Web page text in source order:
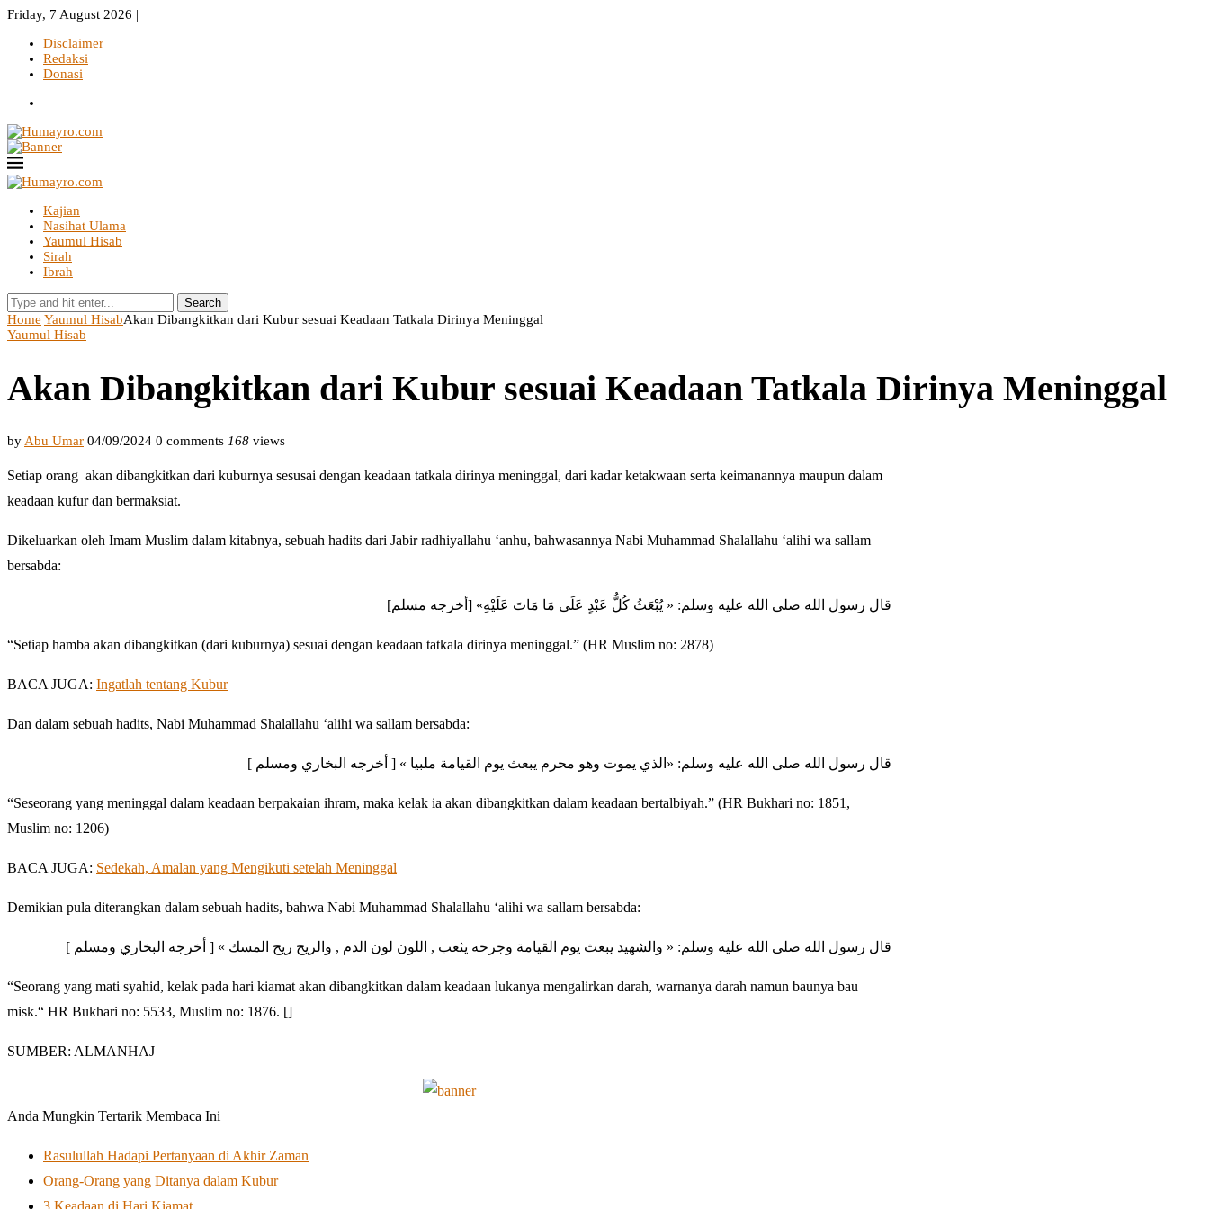
Friday, 7 August 2026 |
Disclaimer
Redaksi
Donasi
Kajian
Nasihat Ulama
Yaumul Hisab
Sirah
Ibrah
Search
Home Yaumul HisabAkan Dibangkitkan dari Kubur sesuai Keadaan Tatkala Dirinya Meninggal
Yaumul Hisab
Akan Dibangkitkan dari Kubur sesuai Keadaan Tatkala Dirinya Meninggal
by Abu Umar 04/09/2024 0 comments 168 views
Setiap orang akan dibangkitkan dari kuburnya sesusai dengan keadaan tatkala dirinya meninggal, dari kadar ketakwaan serta keimanannya maupun dalam
keadaan kufur dan bermaksiat.
Dikeluarkan oleh Imam Muslim dalam kitabnya, sebuah hadits dari Jabir radhiyallahu ‘anhu, bahwasannya Nabi Muhammad Shalallahu ‘alihi wa sallam
bersabda:
قال رسول الله صلى الله عليه وسلم: « يُبْعَثُ كُلُّ عَبْدٍ عَلَى مَا مَاتَ عَلَيْهِ» [أخرجه مسلم]
“Setiap hamba akan dibangkitkan (dari kuburnya) sesuai dengan keadaan tatkala dirinya meninggal.” (HR Muslim no: 2878)
BACA JUGA: Ingatlah tentang Kubur
Dan dalam sebuah hadits, Nabi Muhammad Shalallahu ‘alihi wa sallam bersabda:
قال رسول الله صلى الله عليه وسلم: «الذي يموت وهو محرم يبعث يوم القيامة ملبيا » [ أخرجه البخاري ومسلم ]
“Seseorang yang meninggal dalam keadaan berpakaian ihram, maka kelak ia akan dibangkitkan dalam keadaan bertalbiyah.” (HR Bukhari no: 1851,
Muslim no: 1206)
BACA JUGA: Sedekah, Amalan yang Mengikuti setelah Meninggal
Demikian pula diterangkan dalam sebuah hadits, bahwa Nabi Muhammad Shalallahu ‘alihi wa sallam bersabda:
قال رسول الله صلى الله عليه وسلم: « والشهيد يبعث يوم القيامة وجرحه يثعب , اللون لون الدم , والريح ريح المسك » [ أخرجه البخاري ومسلم ]
“Seorang yang mati syahid, kelak pada hari kiamat akan dibangkitkan dalam keadaan lukanya mengalirkan darah, warnanya darah namun baunya bau
misk.“ HR Bukhari no: 5533, Muslim no: 1876. []
SUMBER: ALMANHAJ
Anda Mungkin Tertarik Membaca Ini
Rasulullah Hadapi Pertanyaan di Akhir Zaman
Orang-Orang yang Ditanya dalam Kubur
3 Keadaan di Hari Kiamat